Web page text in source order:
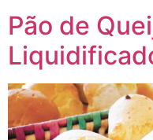
Pão de